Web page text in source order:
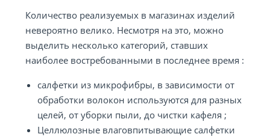
Количество реализуемых в магазинах изделий
невероятно велико. Несмотря на это, можно
выделить несколько категорий, ставших
наиболее востребованными в последнее время :
салфетки из микрофибры, в зависимости от
обработки волокон используются для разных
целей, от уборки пыли, до чистки кафеля ;
Целлюлозные влаговпитывающие салфетки